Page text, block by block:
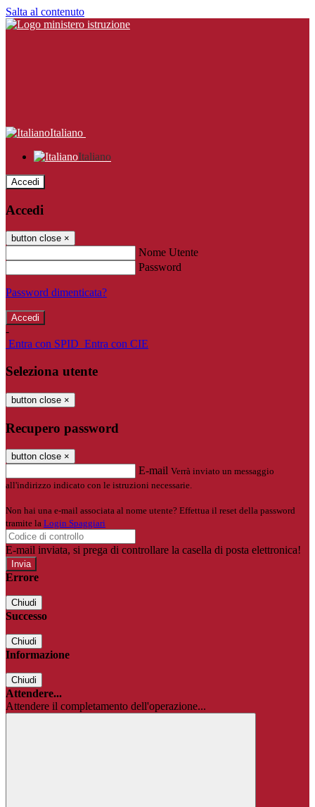
Salta al contenuto
Italiano
Italiano
Accedi
Accedi
button close ×
Nome Utente
Password
Password dimenticata?
-
Entra con SPID Entra con CIE
Seleziona utente
button close ×
Recupero password
button close ×
E-mail Verrà inviato un messaggio
all'indirizzo indicato con le istruzioni necessarie.
Non hai una e-mail associata al nome utente? Effettua il reset della password
tramite la Login Spaggiari
E-mail inviata, si prega di controllare la casella di posta elettronica!
Errore
Chiudi
Successo
Chiudi
Informazione
Chiudi
Attendere...
Attendere il completamento dell'operazione...